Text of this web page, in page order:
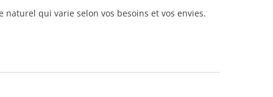
naturel qui varie selon vos besoins et vos envies.